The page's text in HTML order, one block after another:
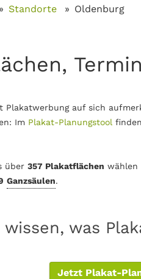
Standorte Oldenburg
Plakatwerbung auf sich
Im Plakat-Planungstool
über 357 Plakatflächen wählen
Ganzsäulen.
was
Jetzt Plakat-